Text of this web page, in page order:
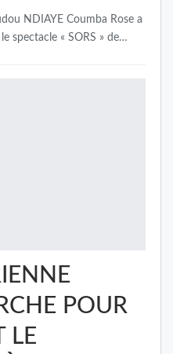
NDIAYE Coumba Rose a
spectacle « SORS » de…
POUR
LE